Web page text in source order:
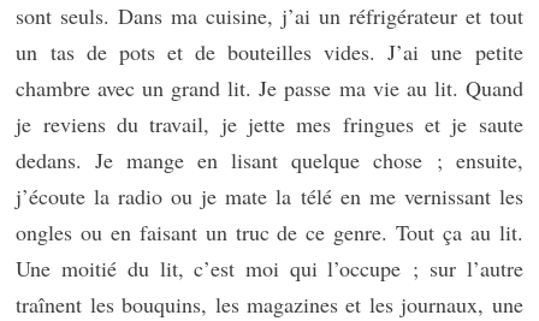
sont seuls. Dans ma cuisine, j’ai un réfrigérateur et tout
un tas de pots et de bouteilles vides. J’ai une petite
chambre avec un grand lit. Je passe ma vie au lit. Quand
je reviens du travail, je jette mes fringues et je saute
dedans. Je mange en lisant quelque chose ; ensuite,
j’écoute la radio ou je mate la télé en me vernissant les
ongles ou en faisant un truc de ce genre. Tout ça au lit.
Une moitié du lit, c’est moi qui l’occupe ; sur l’autre
traînent les bouquins, les magazines et les journaux, une